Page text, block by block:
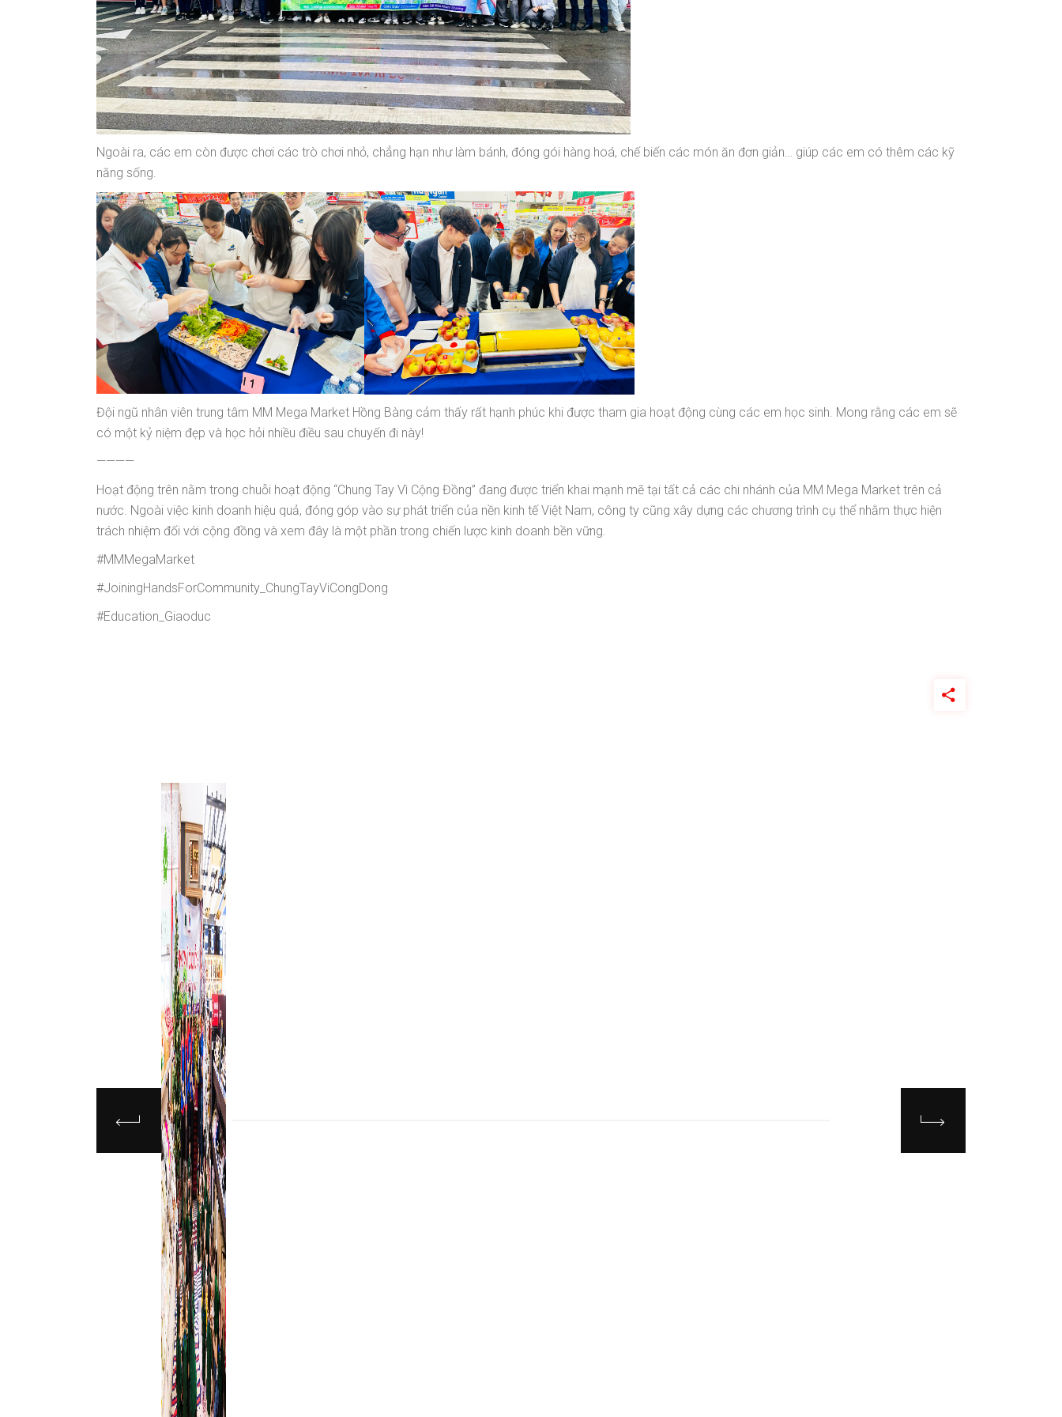
Ngoài ra, các em còn được chơi các trò chơi nhỏ, chẳng hạn như làm bánh, đóng gói hàng hoá, chế biến các món ăn đơn giản… giúp các em có thêm các kỹ
năng sống.
Đội ngũ nhân viên trung tâm MM Mega Market Hồng Bàng cảm thấy rất hạnh phúc khi được tham gia hoạt động cùng các em học sinh. Mong rằng các em sẽ
có một kỷ niệm đẹp và học hỏi nhiều điều sau chuyến đi này!
————
Hoạt động trên nằm trong chuỗi hoạt động “Chung Tay Vì Cộng Đồng” đang được triển khai mạnh mẽ tại tất cả các chi nhánh của MM Mega Market trên cả
nước. Ngoài việc kinh doanh hiệu quả, đóng góp vào sự phát triển của nền kinh tế Việt Nam, công ty cũng xây dựng các chương trình cụ thể nhằm thực hiện
trách nhiệm đối với cộng đồng và xem đây là một phần trong chiến lược kinh doanh bền vững.
#MMMegaMarket
#JoiningHandsForCommunity_ChungTayViCongDong
#Education_Giaoduc